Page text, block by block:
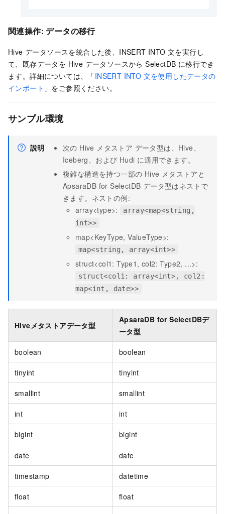
関連操作: データの移行
Hive データソースを統合した後、INSERT INTO 文を実行し
て、既存データを Hive データソースからSelectDB に移行でき
ます。詳細については、「INSERT INTO 文を使用したデータの
インポート 」をご参照ください。
サンプル環境
説明
次の Hive メタストア データ型は、Hive、
Iceberg、および Hudi に適用できます。
複雑な構造を持つ一部の Hive メタストアと
ApsaraDB for SelectDB データ型はネストで
きます。ネストの例:
array<type>:
array<map<string,
int>>
map<KeyType, ValueType>:
map<string, array<int>>
struct<col1: Type1, col2: Type2, ...>:
struct<col1: array<int>, col2:
map<int, date>>
Hiveメタストアデータ型
ApsaraDB for SelectDBデ
ータ型
boolean boolean
tinyint tinyint
smallint smallint
int int
bigint bigint
date date
timestamp datetime
float float